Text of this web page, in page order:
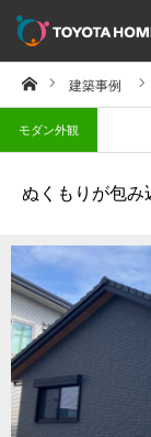
ホーム建築事例
モダン外観
ぬくもりが包み
トヨタホー
すべての事
延床面積か
建築事例集